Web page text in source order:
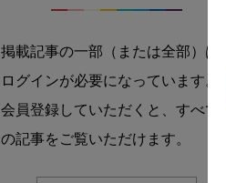
掲載記事の一部（または全部）は
ログインが必要になっています。
会員登録していただくと、すべて
の記事をご覧いただけます。